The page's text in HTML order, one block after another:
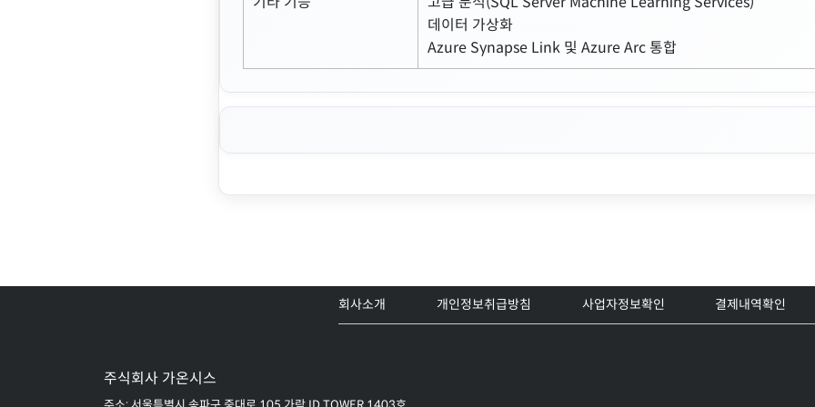
데이터 가상화
Azure Synapse Link 및 Azure Arc 통합
회사소개 개인정보취급방침 사업자정보확인 결제내역확인
주식회사 가온시스